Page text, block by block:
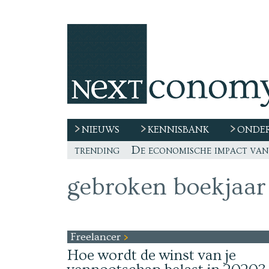
NIEUWS KENNISBANK
trending “De echte vraag is waar
Freelancer, teken niet
De race naar extern talent
De economische impact
gebroken boekjaar
Freelancer
Hoe wordt de winst van je